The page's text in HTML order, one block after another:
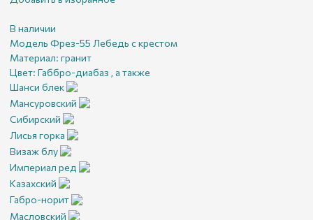
В наличии
Модель Фрез-55 Лебедь с крестом
Материал: гранит
Цвет: Габбро-диабаз , а также
Шанси блек
Мансуровский
Сибирский
Лисья горка
Визаж блу
Империал ред
Казахский
Габро-норит
Масловский